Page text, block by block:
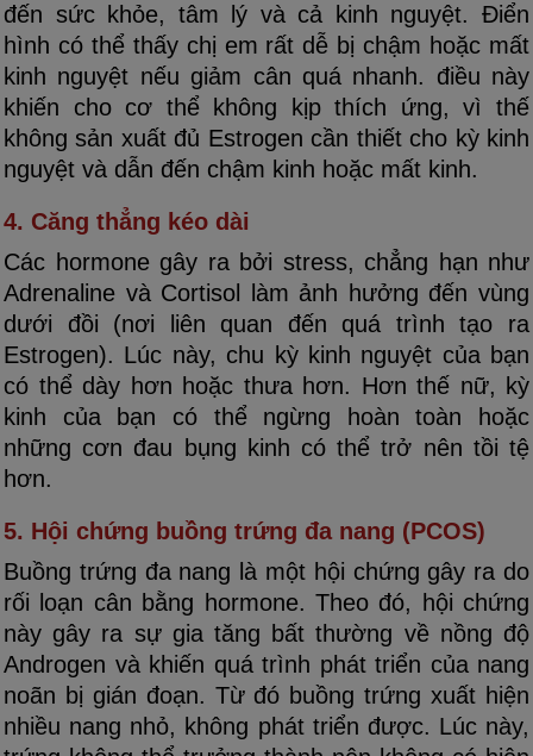
đến sức khỏe, tâm lý và cả kinh nguyệt. Điển
hình có thể thấy chị em rất dễ bị chậm hoặc mất
kinh nguyệt nếu giảm cân quá nhanh. điều này
khiến cho cơ thể không kịp thích ứng, vì thế
không sản xuất đủ Estrogen cần thiết cho kỳ kinh
nguyệt và dẫn đến chậm kinh hoặc mất kinh.
4. Căng thẳng kéo dài
Các hormone gây ra bởi stress, chẳng hạn như
Adrenaline và Cortisol làm ảnh hưởng đến vùng
dưới đồi (nơi liên quan đến quá trình tạo ra
Estrogen). Lúc này, chu kỳ kinh nguyệt của bạn
có thể dày hơn hoặc thưa hơn. Hơn thế nữ, kỳ
kinh của bạn có thể ngừng hoàn toàn hoặc
những cơn đau bụng kinh có thể trở nên tồi tệ
hơn.
5. Hội chứng buồng trứng đa nang (PCOS)
Buồng trứng đa nang là một hội chứng gây ra do
rối loạn cân bằng hormone. Theo đó, hội chứng
này gây ra sự gia tăng bất thường về nồng độ
Androgen và khiến quá trình phát triển của nang
noãn bị gián đoạn. Từ đó buồng trứng xuất hiện
nhiều nang nhỏ, không phát triển được. Lúc này,